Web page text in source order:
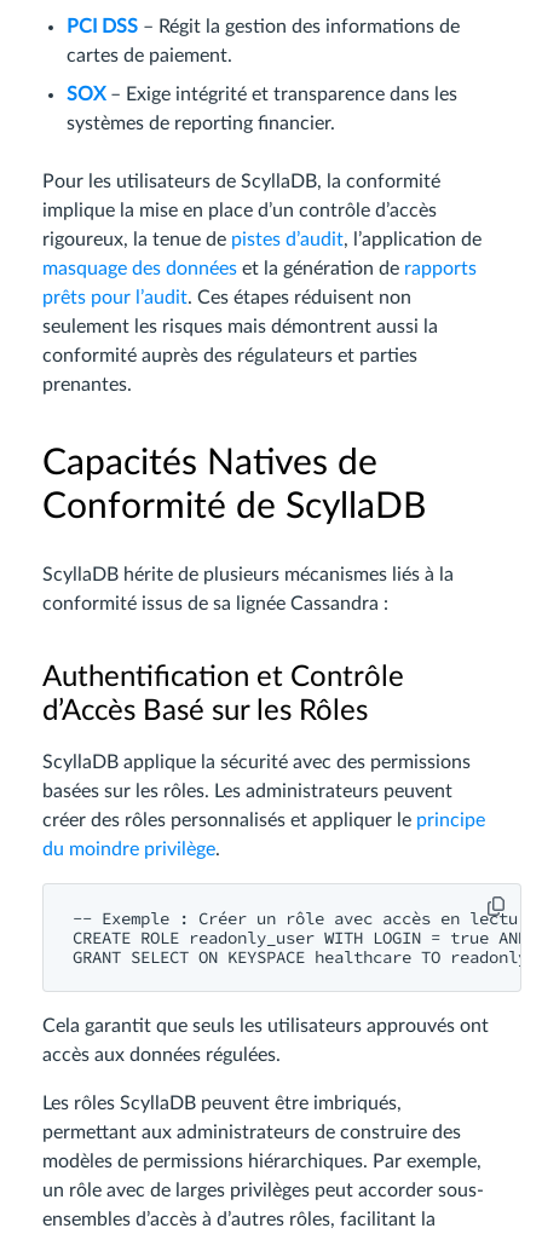
PCI DSS – Régit la gestion des informations de
cartes de paiement.
SOX– Exige intégrité et transparence dans les
systèmes de reporting financier.
Pour les utilisateurs de ScyllaDB, la conformité
implique la mise en place d’un contrôle d’accès
rigoureux, la tenue de pistes d’audit, l’application de
masquage des données et la génération de rapports
prêts pour l’audit. Ces étapes réduisent non
seulement les risques mais démontrent aussi la
conformité auprès des régulateurs et parties
prenantes.
Capacités Natives de
Conformité de ScyllaDB
ScyllaDB hérite de plusieurs mécanismes liés à la
conformité issus de sa lignée Cassandra :
Authentification et Contrôle
d’Accès Basé sur les Rôles
ScyllaDB applique la sécurité avec des permissions
basées sur les rôles. Les administrateurs peuvent
créer des rôles personnalisés et appliquer le principe
du moindre privilège.
-- Exemple : Créer un rôle avec accès en
CREATE ROLE readonly_user WITH LOGIN = true AND
Cela garantit que seuls les utilisateurs approuvés ont
accès aux données régulées.
Les rôles ScyllaDB peuvent être imbriqués,
permettant aux administrateurs de construire des
modèles de permissions hiérarchiques. Par exemple,
un rôle avec de larges privilèges peut accorder sous-
ensembles d’accès à d’autres rôles, facilitant la